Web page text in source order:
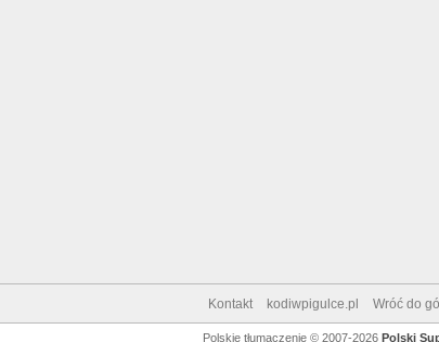
Kontakt kodiwpigulce.pl Wróć do
Polskie tłumaczenie © 2007-2026 Polski